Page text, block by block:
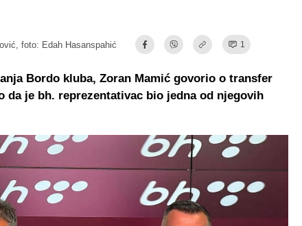
, foto: Edah Hasanspahić 1
Bordo kluba, Zoran Mamić govorio o transfer
da je bh. reprezentativac bio jedna od njegovih